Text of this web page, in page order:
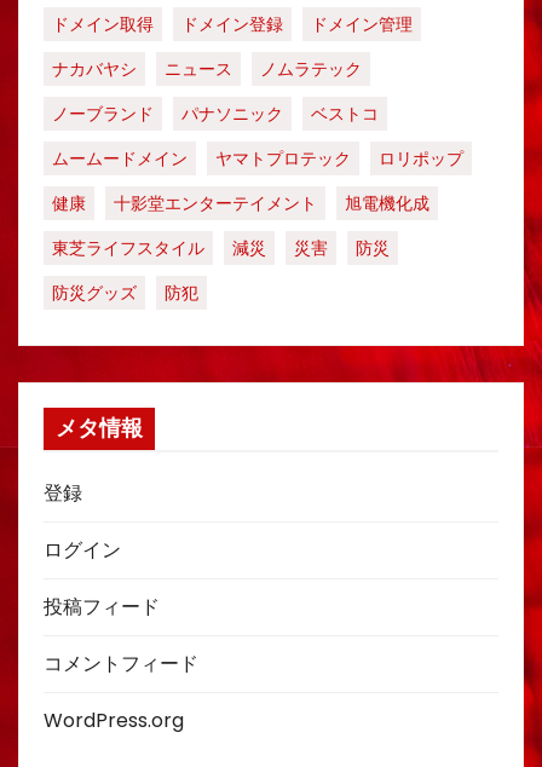
ドメイン取得
ドメイン登録
ドメイン管理
ナカバヤシ
ニュース
ノムラテック
ノーブランド
パナソニック
ベストコ
ムームードメイン
ヤマトプロテック
ロリポップ
健康
十影堂エンターテイメント
旭電機化成
東芝ライフスタイル
減災 災害
防災
防災グッズ
防犯
メタ情報
登録
ログイン
投稿フィード
コメントフィード
WordPress.org